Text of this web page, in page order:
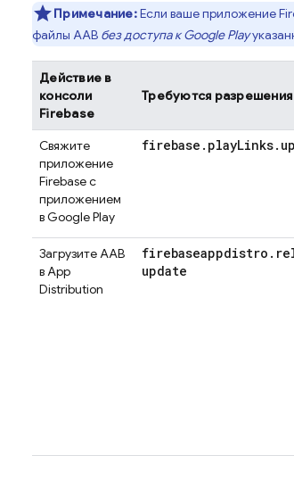
Примечание:Если ваше приложение
файлы AAB без доступа кGoogle Play
Действие в
консоли
Firebase
Требуются разрешения
Свяжите
приложение
Firebase с
приложением
вGoogle Play
firebase . playLinks.
Загрузите AAB
вApp
Distribution
firebaseappdistro .
update